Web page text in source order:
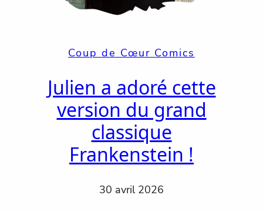
Coup de Cœur Comics
Julien a adoré cette
version du grand
classique
Frankenstein !
30 avril 2026